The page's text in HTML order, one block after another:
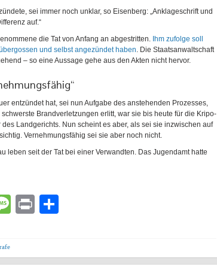
sei immer noch unklar, so Eisenberg: „Anklageschrift und
auf.“
die Tat von Anfang an abgestritten. Ihm zufolge soll
und selbst angezündet haben. Die Staatsanwaltschaft
– so eine Aussage gehe aus den Akten nicht hervor.
entzündet hat, sei nun Aufgabe des anstehenden Prozesses,
Brandverletzungen erlitt, war sie bis heute für die Kripo-
Landgerichts. Nun scheint es aber, als sei sie inzwischen auf
Vernehmungsfähig sei sie aber noch nicht.
leben seit der Tat bei einer Verwandten. Das Jugendamt hatte
Message
Print